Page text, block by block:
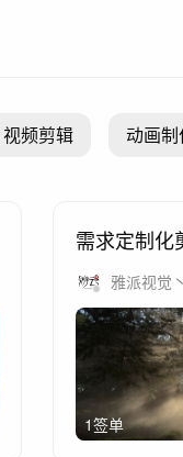
视频剪辑 动画制
需求定制化
良，设备一
雅派视觉
1签单